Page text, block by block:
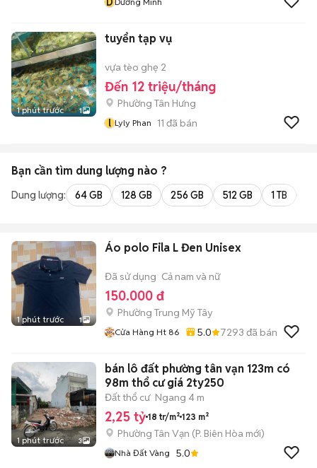
1 phút trước 1
tuyển tạp vụ
vựa tèo ghẹ 2
Đến 12 triệu/tháng
Phường Tân Hưng
l Lyly Phan 11 đã bán
Bạn cần tìm dung lượng nào ?
Dung lượng: 64 GB 128 GB 256 GB 512 GB 1 TB
1 phút trước 1
Áo polo Fila L Đen Unisex
Đã sử dụng Cả nam và nữ
150.000 đ
Phường Trung Mỹ Tây
Cửa Hàng Ht 86 5.0 7293 đã bán
1 phút trước 3
bán lô đất phường tân vạn 123m có
98m thổ cư giá 2ty250
Đất thổ cư Ngang 4 m
2,25 tỷ 18 tr/m² 123 m²
Phường Tân Vạn (P. Biên Hòa mới)
Nhà Đất Vàng 5.0